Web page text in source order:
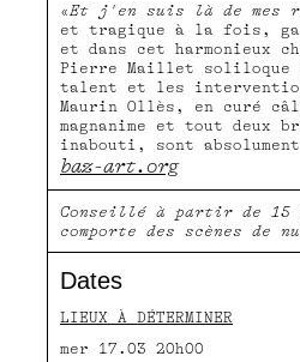
«Et j'en suis là de mes
et tragique à la fois,
et dans cet harmonieux
Pierre Maillet soliloque
talent et les
Maurin Ollès, en curé
magnanime et tout deux
inabouti, sont
baz-art.org
Conseillé à partir de 15
comporte des scènes de
Dates
LIEUX À DÉTERMINER
mer 17.03 20h00